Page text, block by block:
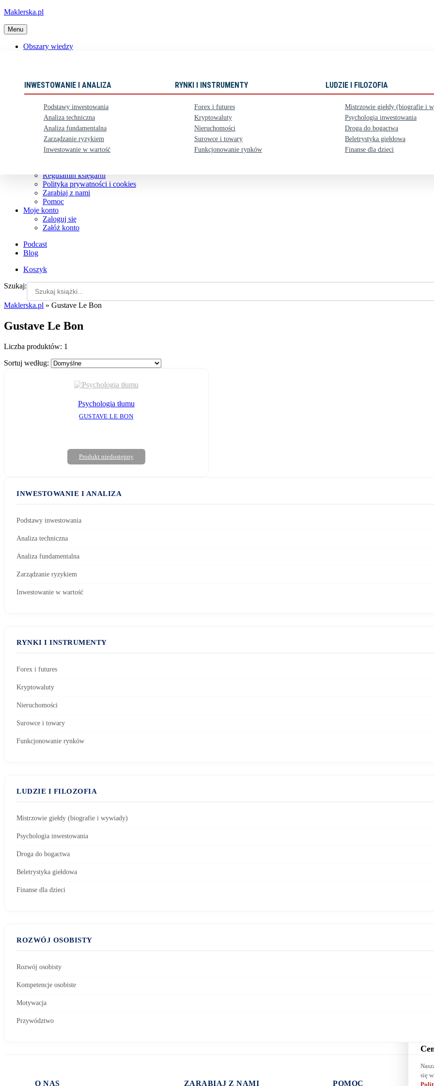
Maklerska.pl
Menu
Obszary wiedzy
INWESTOWANIE I ANALIZA
Podstawy inwestowania
Analiza techniczna
Analiza fundamentalna
Zarządzanie ryzykiem
Inwestowanie w wartość
RYNKI I INSTRUMENTY
Forex i futures
Kryptowaluty
Nieruchomości
Surowce i towary
Funkcjonowanie rynków
LUDZIE I FILOZOFIA
Mistrzowie giełdy (biografie i
Psychologia inwestowania
Droga do bogactwa
Beletrystyka giełdowa
Finanse dla dzieci
Ebooki
Karty upominkowe
⏳ Zapowiedzi
Obsługa klienta
Koszty dostawy
Nasze konto bankowe
Regulamin księgarni
Polityka prywatności i cookies
Zarabiaj z nami
Pomoc
Moje konto
Zaloguj się
Załóż konto
Podcast
Blog
Koszyk
Szukaj:
Maklerska.pl » Gustave Le Bon
Gustave Le Bon
Liczba produktów: 1
Sortuj według:
Psychologia tłumu
GUSTAVE LE BON
Produkt niedostępny
INWESTOWANIE I ANALIZA
Podstawy inwestowania
Analiza techniczna
Analiza fundamentalna
Zarządzanie ryzykiem
Inwestowanie w wartość
RYNKI I INSTRUMENTY
Forex i futures
Kryptowaluty
Nieruchomości
Surowce i towary
Funkcjonowanie rynków
LUDZIE I FILOZOFIA
Mistrzowie giełdy (biografie i wywiady)
Psychologia inwestowania
Droga do bogactwa
Beletrystyka giełdowa
Finanse dla dzieci
ROZWÓJ OSOBISTY
Rozwój osobisty
Kompetencje osobiste
Motywacja
Przywództwo
O NAS ZARABIAJ Z NAMI POMOC
się